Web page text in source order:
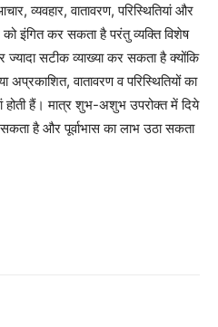
व्यवहार, वातावरण, परिस्थितियां और
इंगित कर सकता है परंतु व्यक्ति विशेष
सटीक व्याख्या कर सकता है क्योंकि
अप्रकाशित, वातावरण व परिस्थितियों का
होती हैं। मात्र शुभ-अशुभ उपरोक्त में दिये
है और पूर्वाभास का लाभ उठा सकता